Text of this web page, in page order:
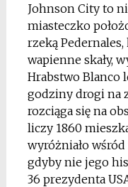
Johnson City to
miasteczko
rzeką
wapienne skały,
Hrabstwo Blanco
godziny drogi na
rozciąga się na
liczy 1860
wyróżniało
gdyby nie jego
36 prezydenta